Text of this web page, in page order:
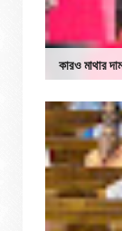
কারও মাথার